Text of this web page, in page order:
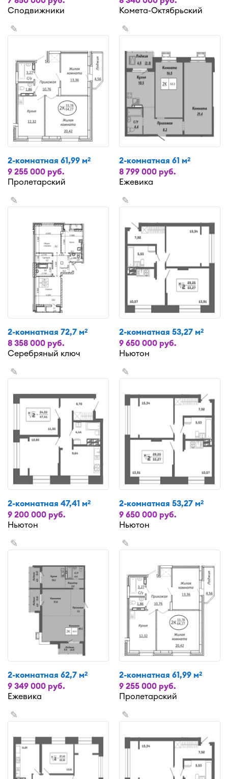
Сподвижники
Комета-Октябрьский
✎
2-комнатная 61,99 м2
9 255 000 руб.
Пролетарский
✎
2-комнатная 61 м2
8 799 000 руб.
Ежевика
✎
2-комнатная 72,7 м2
8 358 000 руб.
Серебряный ключ
✎
2-комнатная 53,27 м2
9 650 000 руб.
Ньютон
✎
2-комнатная 47,41 м2
9 200 000 руб.
Ньютон
✎
2-комнатная 53,27 м2
9 650 000 руб.
Ньютон
✎
2-комнатная 62,7 м2
9 349 000 руб.
Ежевика
✎
2-комнатная 61,99 м2
9 255 000 руб.
Пролетарский
✎ ✎